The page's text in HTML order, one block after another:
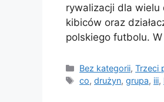
rywalizacji dla wielu
kibiców oraz
polskiego futbolu.
Kategorie
Bez kategorii,Trzeci
Tagi
co,drużyn,grupa, iii,